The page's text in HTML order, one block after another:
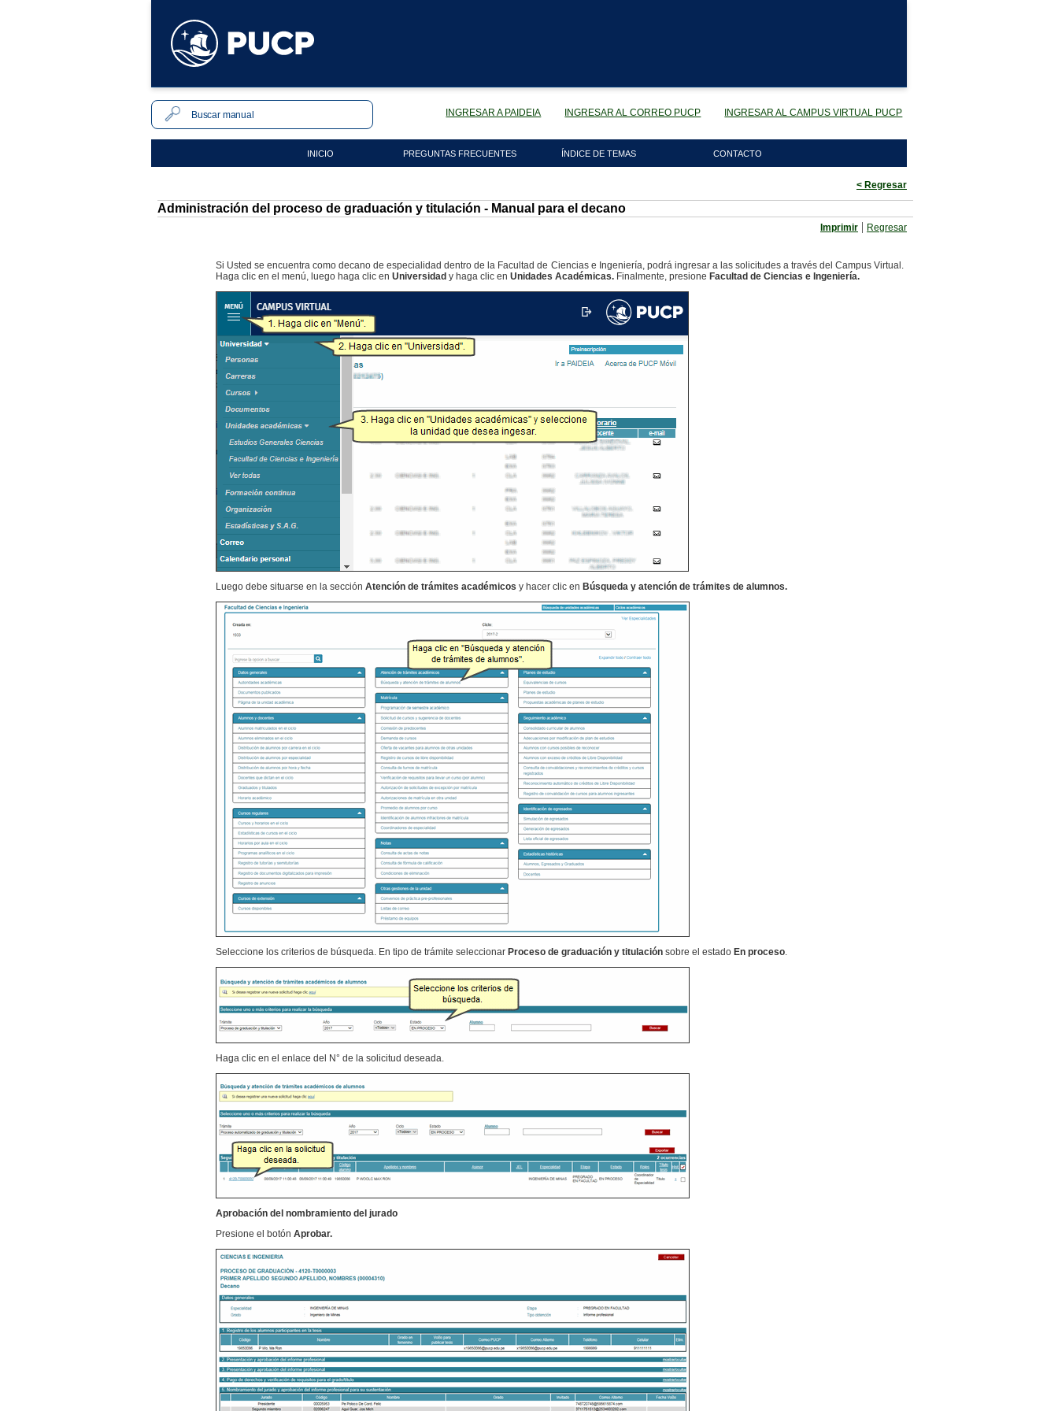
INGRESAR A PAIDEIA INGRESAR AL CORREO PUCP INGRESAR AL CAMPUS VIRTUAL PUCP
INICIO PREGUNTAS FRECUENTES ÍNDICE DE TEMAS CONTACTO
< Regresar
Administración del proceso de graduación y titulación - Manual para el decano
Imprimir | Regresar
Si Usted se encuentra como decano de especialidad dentro de la Facultad de Ciencias e Ingeniería, podrá ingresar a las solicitudes a través del Campus Virtual.
Haga clic en el menú, luego haga clic en Universidad y haga clic en Unidades Académicas. Finalmente, presione Facultad de Ciencias e Ingeniería.
Luego debe situarse en la sección Atención de trámites académicos y hacer clic en Búsqueda y atención de trámites de alumnos.
Seleccione los criterios de búsqueda. En tipo de trámite seleccionar Proceso de graduación y titulación sobre el estado En proceso.
Haga clic en el enlace del N° de la solicitud deseada.
Aprobación del nombramiento del jurado
Presione el botón Aprobar.